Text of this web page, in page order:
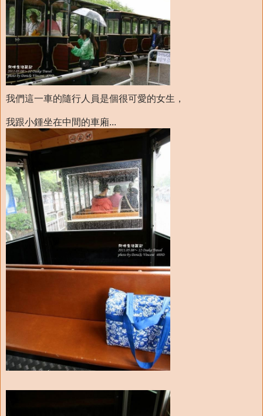
我們這一車的隨行人員是個很可愛的女生，
我跟小鍾坐在中間的車廂...